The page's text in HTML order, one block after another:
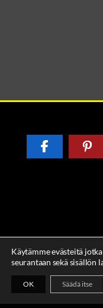
Käytämme evästeitä
seurantaan sekä sisällön
OK Säädä itse